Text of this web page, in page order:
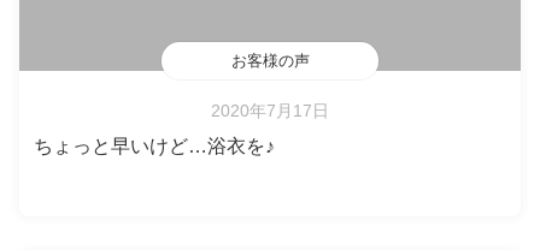
お客様の声
2020年7月17日
ちょっと早いけど…浴衣を♪